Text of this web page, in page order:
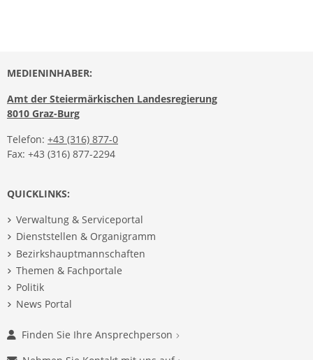
MEDIENINHABER:
Amt der Steiermärkischen Landesregierung
8010 Graz-Burg
Telefon: +43 (316) 877-0
Fax: +43 (316) 877-2294
QUICKLINKS:
Verwaltung & Serviceportal
Dienststellen & Organigramm
Bezirkshauptmannschaften
Themen & Fachportale
Politik
News Portal
Finden Sie Ihre Ansprechperson